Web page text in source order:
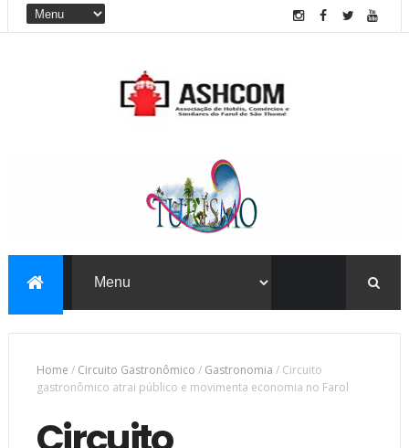
Home / Circuito Gastronômico / Gastronomia / Circuito
gastronômico atrai público e movimenta economia no Farol